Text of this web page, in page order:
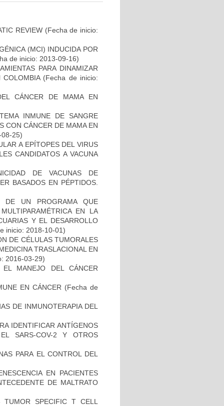
REVIEW (Fecha de inicio:
(MCI) INDUCIDA POR
de inicio: 2013-09-16)
PARA DINAMIZAR
COLOMBIA(Fecha de inicio:
CÁNCER DE MAMA EN
INMUNE DE SANGRE
CON CÁNCER DE MAMA EN
25)
A EPÍTOPES DEL VIRUS
CANDIDATOS A VACUNA
DE VACUNAS DE
BASADOS EN PÉPTIDOS.
DE UN PROGRAMA QUE
EN LA
Y EL DESARROLLO
inicio: 2018-10-01)
DE CÉLULAS TUMORALES
TRASLACIONAL EN
2016-03-29)
EL MANEJO DEL CÁNCER
EN CÁNCER (Fecha de
DE INMUNOTERAPIA DEL
IDENTIFICAR ANTÍGENOS
SARS-COV-2 Y OTROS
PARA EL CONTROL DEL
EN PACIENTES
DE MALTRATO
TUMOR SPECIFIC T CELL